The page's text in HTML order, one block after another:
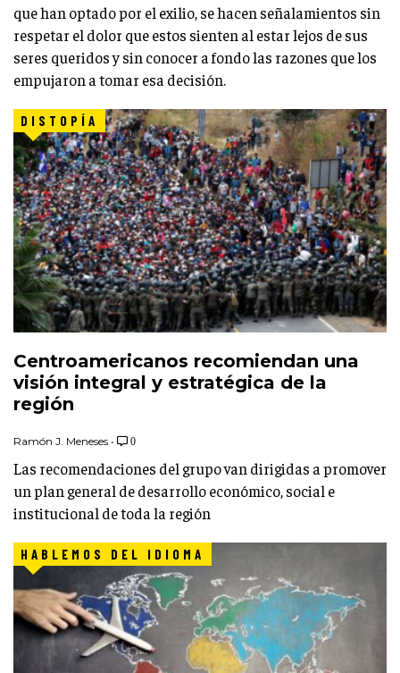
que han optado por el exilio, se hacen señalamientos sin
respetar el dolor que estos sienten al estar lejos de sus
seres queridos y sin conocer a fondo las razones que los
empujaron a tomar esa decisión.
DISTOPÍA
Centroamericanos recomiendan una
visión integral y estratégica de la
región
Ramón J. Meneses • 0
Las recomendaciones del grupo van dirigidas a promover
un plan general de desarrollo económico, social e
institucional de toda la región
HABLEMOS DEL IDIOMA